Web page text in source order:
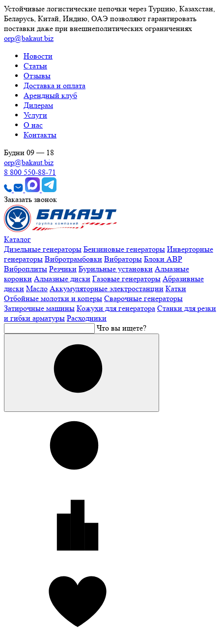
Устойчивые логистические цепочки через Турцию, Казахстан,
Беларусь, Китай, Индию, ОАЭ позволяют гарантировать
поставки даже при внешнеполитических ограничениях
orp@bakaut.biz
Новости
Статьи
Отзывы
Доставка и оплата
Арендный клуб
Дилерам
Услуги
О нас
Контакты
Будни 09 — 18
orp@bakaut.biz
8 800 550-88-71
Заказать звонок
Каталог
Дизельные генераторы Бензиновые генераторы Инверторные
генераторы Вибротрамбовки Вибраторы Блоки АВР
Виброплиты Резчики Бурильные установки Алмазные
коронки Алмазные диски Газовые генераторы Абразивные
диски Масло Аккумуляторные электростанции Катки
Отбойные молотки и коперы Сварочные генераторы
Затирочные машины Кожухи для генератора Станки для резки
и гибки арматуры Расходники
Что вы ищете?